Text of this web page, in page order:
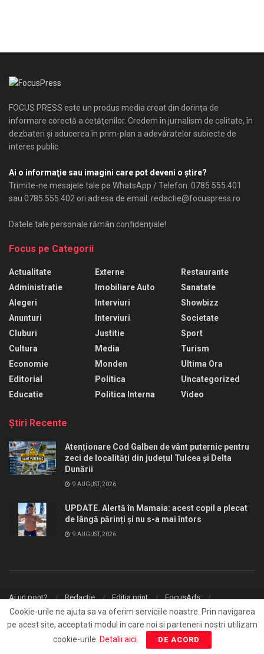
FOCUS PRESS este un produs media creat din dorinţa de
informare corectă a cetăţenilor. Credem în jurnalism de calitate, în
dezbateri şi aducerea în prim-plan a adevăratelor subiecte de
interes public.
Ai o informaţie sau imagini care pot deveni o ştire?
Trimite-ne mesajele tale pe WhatsApp / Telefon: 0785.555.401
sau 0785.555.402 ori adresa de email: redactie@focuspress.ro
Datele tale personale rămân confidenţiale!
Focus pe Categorii
Actualitate
Administratie
Alegeri
Anunturi
Cluburi
Cultura
Economie
Editorial
Educatie
Externe
Imobiliare Auto
Interviuri
Interviuri
Justitie
Media
Monden
Politica
Politica Interna
Restaurante
Sanatate
Showbizz
Societate
Sport
Turism
Ultima Ora
Uncategorized
Video
Ştiri Recente
Atenționare Cod Galben de vânt puternic pentru
zeci de localități din județul Tulcea și Delta
Dunării
9 AUGUST, 2026
UPDATE. Alertă în Mamaia: acest copil a plecat
de lângă părinți și nu s-a mai întors
9 AUGUST, 2026
Ai un pont? Redactie Editia print
FocusAds
Agentie publicitate
Fresh Media.
Cookie-urile ne ajuta sa va oferim serviciile noastre. Prin navigarea
pe acest site, acceptati modul in care noi si partenerii nostri utilizam
cookie-urile. Detalii aici DE ACORD